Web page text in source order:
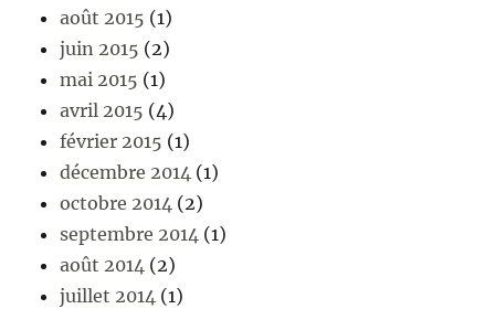
août 2015 (1)
juin 2015 (2)
mai 2015 (1)
avril 2015 (4)
février 2015 (1)
décembre 2014 (1)
octobre 2014 (2)
septembre 2014 (1)
août 2014 (2)
juillet 2014 (1)